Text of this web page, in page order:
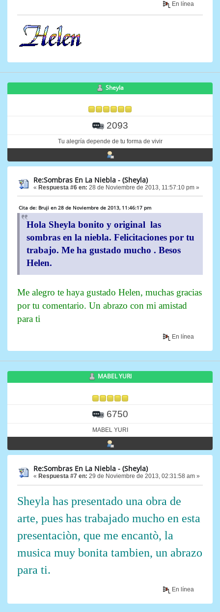
En línea
Sheyla
2093
Tu alegría depende de tu forma de vivir
Re:Sombras En La Niebla - (Sheyla)
« Respuesta #6 en: 28 de Noviembre de 2013, 11:57:10 pm »
Cita de: Bruji en 28 de Noviembre de 2013, 11:46:17 pm
Hola Sheyla bonito y original las
sombras en la niebla. Felicitaciones por tu
trabajo. Me ha gustado mucho . Besos
Helen.
Me alegro te haya gustado Helen, muchas gracias
por tu comentario. Un abrazo con mi amistad
para ti
En línea
MABEL YURI
6750
MABEL YURI
Re:Sombras En La Niebla - (Sheyla)
« Respuesta #7 en: 29 de Noviembre de 2013, 02:31:58 am »
Sheyla has presentado una obra de
arte, pues has trabajado mucho en esta
presentaciòn, que me encantò, la
musica muy bonita tambien, un abrazo
para ti.
En línea